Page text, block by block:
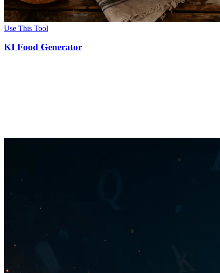
Use This Tool
KI Food Generator